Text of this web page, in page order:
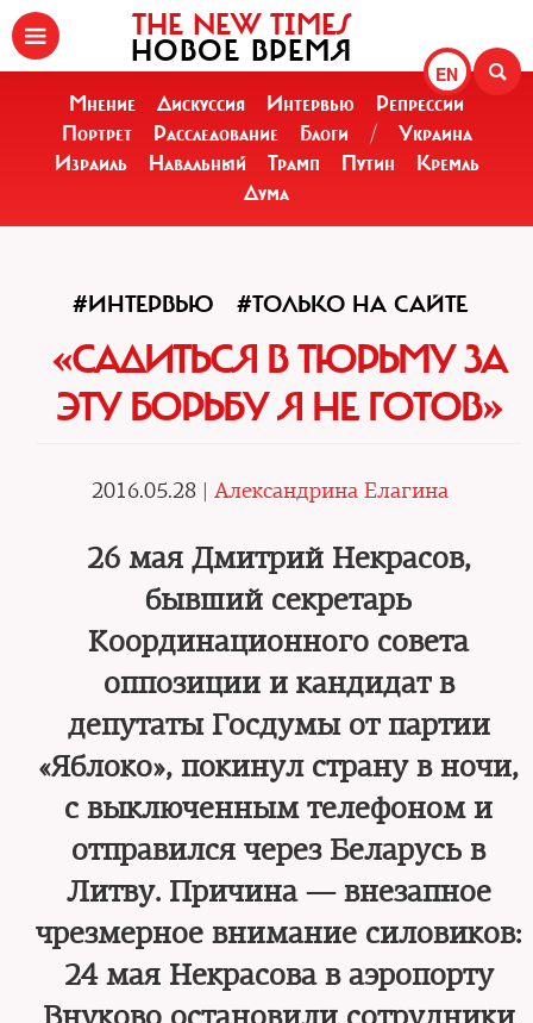
EN
THE NEW TIMES
НОВОЕ ВРЕМЯ
Мнение Дискуссия Интервью
Репрессии
Портрет
Расследование Блоги /
Украина
Израиль
Навальный Трамп Путин
Кремль
Дума
#ИНТЕРВЬЮ #ТОЛЬКО НА САЙТЕ
«САДИТЬСЯ В ТЮРЬМУ ЗА
ЭТУ БОРЬБУ Я НЕ ГОТОВ»
2016.05.28 | Александрина Елагина
26 мая Дмитрий Некрасов,
бывший секретарь
Координационного совета
оппозиции и кандидат в
депутаты Госдумы от партии
«Яблоко», покинул страну в ночи,
с выключенным телефоном и
отправился через Беларусь в
Литву. Причина — внезапное
чрезмерное внимание силовиков:
24 мая Некрасова в аэропорту